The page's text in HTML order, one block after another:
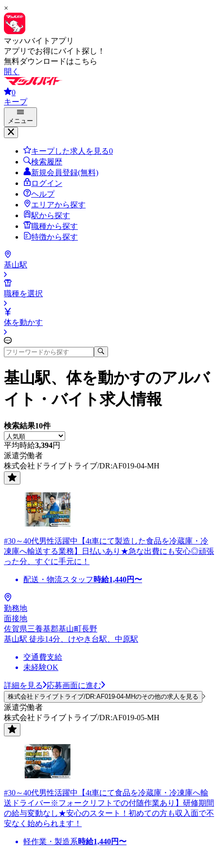
×
マッハバイトアプリ
アプリでお得にバイト探し！
無料ダウンロードはこちら
開く
0
キープ
メニュー
キープした求人を見る0
検索履歴
新規会員登録(無料)
ログイン
ヘルプ
エリアから探す
駅から探す
職種から探す
特徴から探す
基山駅
職種を選択
体を動かす
基山駅、体を動かすのアルバ
イト・バイト求人情報
検索結果10件
平均時給3,394円
派遣労働者
株式会社ドライブトライブ/DR:AF019-04-MH
#30～40代男性活躍中【4t車にて製造した食品を冷蔵庫・冷
凍庫へ輸送する業務】日払いあり★急な出費にも安心◎頑張
った分、すぐに手元に！
配送・物流スタッフ 時給1,440円〜
勤務地
面接地
佐賀県三養基郡基山町長野
基山駅 徒歩14分、けやき台駅、中原駅
交通費支給
未経験OK
詳細を見る 応募画面に進む
株式会社ドライブトライブ/DR:AF019-04-MHのその他の求人を見る
派遣労働者
株式会社ドライブトライブ/DR:AF019-05-MH
#30～40代男性活躍中【4t車にて食品を冷蔵庫・冷凍庫へ輸
送ドライバー※フォークリフトでの付随作業あり】研修期間
の給与変動なし★安心のスタート！初めての方も収入面で不
安なく始められます！
軽作業・製造系時給1,440円〜